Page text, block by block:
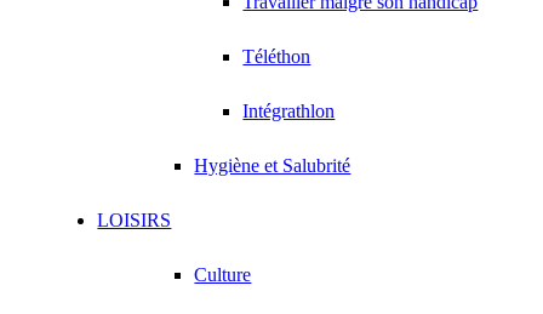
Téléthon
Intégrathlon
Hygiène et Salubrité
LOISIRS
Culture